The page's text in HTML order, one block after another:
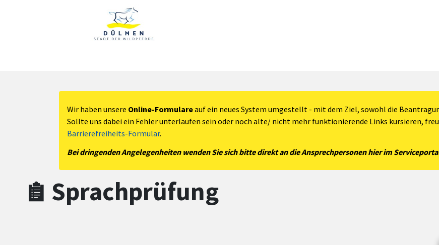
Zum Hauptinhalt
Wir haben unsere Online-Formulareauf ein neues System umgestellt - mit dem Ziel, sowohl die
Sollte uns dabei ein Fehler unterlaufen sein oder noch alte/ nicht mehr funktionierende Links kursieren,
Barrierefreiheits-Formular.
Bei dringenden Angelegenheiten wenden Sie sich bitte direkt an die Ansprechpersonen hier im
Sprachprüfung